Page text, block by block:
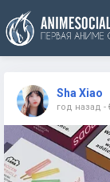
Funding
Sha Xiao
год назад -